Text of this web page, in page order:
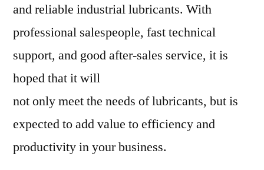
and reliable industrial lubricants. With
professional salespeople, fast technical
support, and good after-sales service, it is
hoped that it will
not only meet the needs of lubricants, but is
expected to add value to efficiency and
productivity in your business.